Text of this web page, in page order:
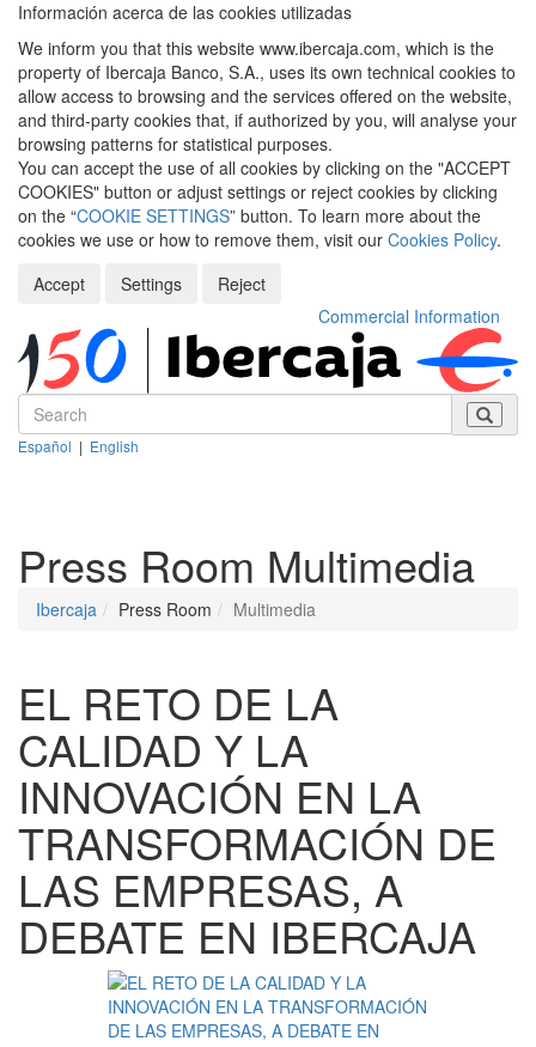
Información acerca de las cookies utilizadas
We inform you that this website www.ibercaja.com, which is the
property of Ibercaja Banco, S.A., uses its own technical cookies to
allow access to browsing and the services offered on the website,
and third-party cookies that, if authorized by you, will analyse your
browsing patterns for statistical purposes.
You can accept the use of all cookies by clicking on the "ACCEPT
COOKIES" button or adjust settings or reject cookies by clicking
on the “COOKIE SETTINGS” button. To learn more about the
cookies we use or how to remove them, visit our Cookies Policy.
Accept
Settings
Reject
Commercial Information
Español | English
Press Room Multimedia
Ibercaja Press Room Multimedia
EL RETO DE LA
CALIDAD Y LA
INNOVACIÓN EN LA
TRANSFORMACIÓN DE
LAS EMPRESAS, A
DEBATE EN IBERCAJA